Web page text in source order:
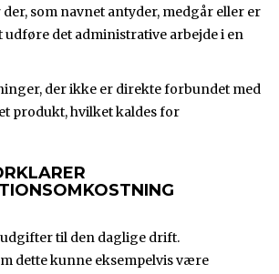
som navnet antyder, medgår eller er
det administrative arbejde i en
der ikke er direkte forbundet med
produkt, hvilket kaldes for
til den daglige drift.
dette kunne eksempelvis være